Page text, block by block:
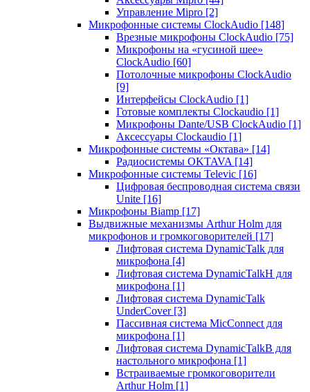
Управление Mipro [2]
Микрофонные системы ClockAudio [148]
Врезные микрофоны ClockAudio [75]
Микрофоны на «гусиной шее»
ClockAudio [60]
Потолочные микрофоны ClockAudio
[9]
Интерфейсы ClockAudio [1]
Готовые комплекты Clockaudio [1]
Микрофоны Dante/USB ClockAudio [1]
Аксессуары Clockaudio [1]
Микрофонные системы «Октава» [14]
Радиосистемы OKTAVA [14]
Микрофонные системы Televic [16]
Цифровая беспроводная система связи
Unite [16]
Микрофоны Biamp [17]
Выдвижные механизмы Arthur Holm для
микрофонов и громкоговорителей [17]
Лифтовая система DynamicTalk для
микрофона [4]
Лифтовая система DynamicTalkH для
микрофона [1]
Лифтовая система DynamicTalk
UnderCover [3]
Пассивная система MicConnect для
микрофона [1]
Лифтовая система DynamicTalkB для
настольного микрофона [1]
Встраиваемые громкоговорители
Arthur Holm [1]